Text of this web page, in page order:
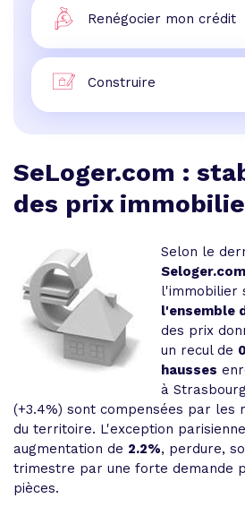
Renégocier mon crédit
Construire
SeLoger.com :
des prix
Selon le
Seloger.com
l'immobilier
l'ensemble
des prix
un recul de
hausses
à
(+3.4%) sont compensées par les
du territoire. L'exception
augmentation de 2.2%, perdure,
trimestre par une forte demande
pièces.